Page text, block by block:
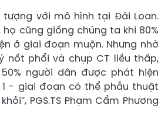
với mô hình tại Đài Loan.
họ cũng giống chúng ta khi 80%
ở giai đoạn muộn. Nhưng nhờ
nốt phổi và chụp CT liều thấp,
người dân được phát hiện
- giai đoạn có thể phẫu thuật
PGS.TS Phạm Cẩm Phương